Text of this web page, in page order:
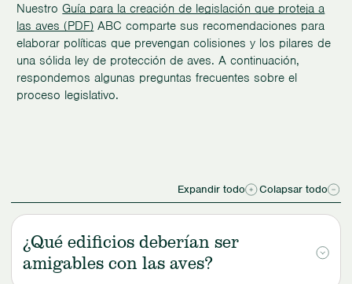
NuestroGuía para la creación de legislación que proteja a
las aves (PDF) ABC comparte sus recomendaciones para
elaborar políticas que prevengan colisiones y los pilares de
una sólida ley de protección de aves. A continuación,
respondemos algunas preguntas frecuentes sobre el
proceso legislativo.
Expandir todo Colapsar todo
¿Qué edificios deberían ser
amigables con las aves?